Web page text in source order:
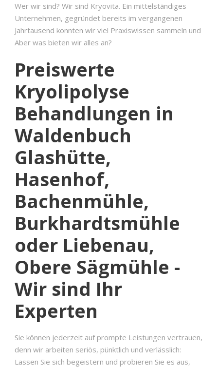
Wer wir sind? Wir sind Kryovita. Ein mittelständiges
Unternehmen, gegründet bereits im vergangenen
Jahrtausend konnten wir viel Praxiswissen sammeln und
Aber was bieten wir alles an?
Preiswerte
Kryolipolyse
Behandlungen in
Waldenbuch
Glashütte,
Hasenhof,
Bachenmühle,
Burkhardtsmühle
oder Liebenau,
Obere Sägmühle -
Wir sind Ihr
Experten
Sie können jederzeit auf prompte Leistungen vertrauen,
denn wir arbeiten seriös, pünktlich und verlässlich:
Lassen Sie sich begeistern und probieren Sie es aus,